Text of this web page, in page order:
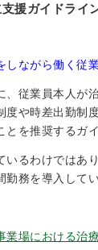
支援ガイドライ
しながら働く従
、従業員本人が
度や時差出勤制
を推奨するガ
いるわけではあ
務を導入してい
業場における治